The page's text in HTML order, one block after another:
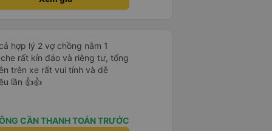
hợp lý 2 vợ chồng nằm 1
che rất kín đáo và riêng tư, tổng
trên xe rất vui tính và dễ
lần 👍👍
CẦN THANH TOÁN TRƯỚC